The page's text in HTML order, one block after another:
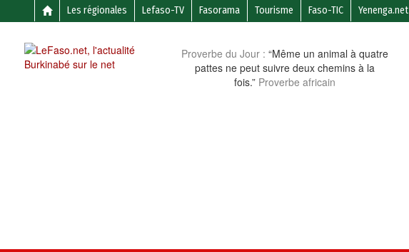
Les régionales Lefaso-TV Fasorama Tourisme Faso-TIC Yenenga.net
Proverbe du Jour : “Même un animal à quatre
pattes ne peut suivre deux chemins à la
fois.” Proverbe africain